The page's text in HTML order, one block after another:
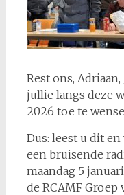
Rest ons,
jullie langs deze
2026 toe te
Dus: leest u dit
een bruisende
maandag 5
de RCAMF